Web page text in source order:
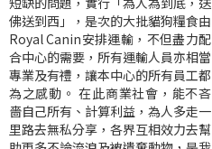
佛送到西」，是次的大批貓狗糧食由
Royal Canin安排運輸，不但盡力配
合中心的需要，所有運輸人員亦相當
專業及有禮，讓本中心的所有員工都
為之感動。 在此商業社會，能不吝
嗇自己所有、計算利益，為人多走一
里路去無私分享，各界互相效力去幫